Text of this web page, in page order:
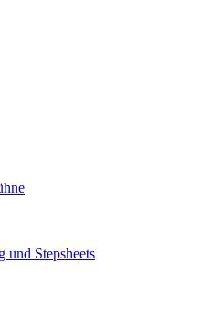
und Stepsheets